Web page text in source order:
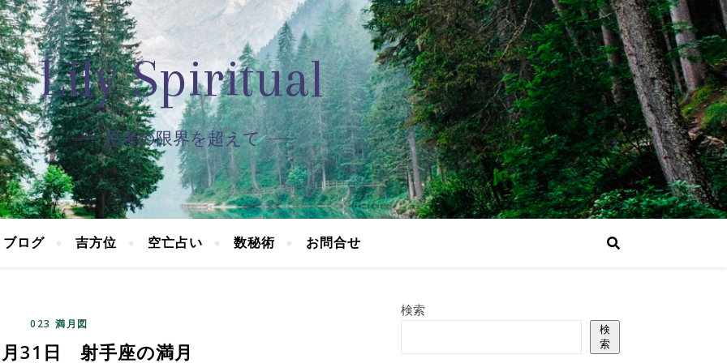
Lily Spiritual
思考の限界を超えて
ブログ 吉方位 空亡占い 数秘術 お問合せ
023 満月図
31日 射手座の満月
検索
検
索